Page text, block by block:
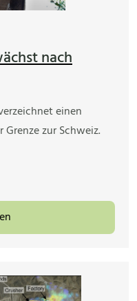
nach
einen
zur Schweiz.